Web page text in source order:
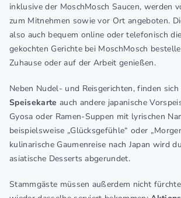
inklusive der MoschMosch Saucen, werden
zum Mitnehmen sowie vor Ort angeboten.
also auch bequem online oder telefonisch
gekochten Gerichte bei MoschMosch
Zuhause oder auf der Arbeit genießen.
Neben Nudel- und Reisgerichten, finden
Speisekarte auch andere japanische
Gyosa oder Ramen-Suppen mit lyrischen
beispielsweise „Glücksgefühle“ oder
kulinarische Gaumenreise nach Japan wird
asiatische Desserts abgerundet.
Stammgäste müssen außerdem nicht